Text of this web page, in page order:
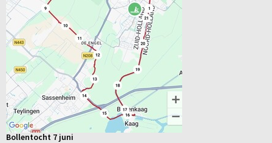
Bollentocht 7 juni